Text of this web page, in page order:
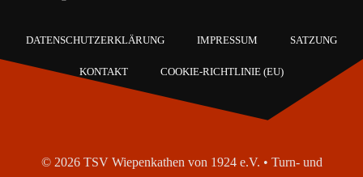
DATENSCHUTZERKLÄRUNG IMPRESSUM SATZUNG
KONTAKT COOKIE-RICHTLINIE (EU)
© 2026 TSV Wiepenkathen von 1924 e.V. • Turn- und